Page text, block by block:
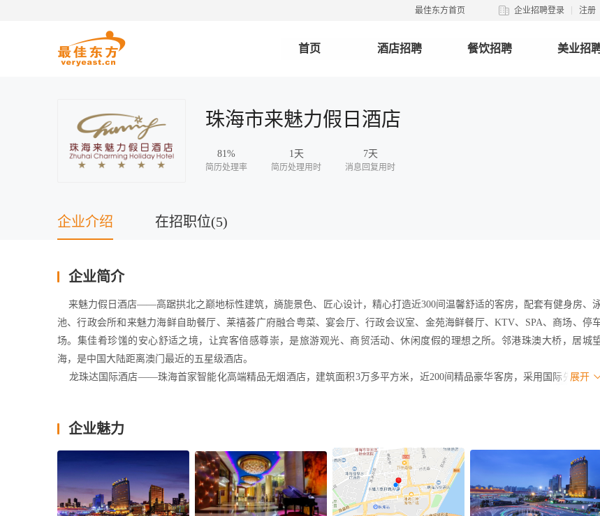
最佳东方首页 企业招聘登录 注册
首页 酒店招聘 餐饮招聘 美业招
珠海市来魅力假日酒店
81%
简历处理率
1天
简历处理用时
7天
消息回复用时
企业介绍 在招职位(5)
企业简介
来魅力假日酒店——高踞拱北之巅地标性建筑，旖旎景色、匠心设计，精心打造近300间温馨舒适的客房，配套有健身房、
池、行政会所和来魅力海鲜自助餐厅、莱禧荟广府融合粤菜、宴会厅、行政会议室、金苑海鲜餐厅、KTV、SPA、商场、停
场。集佳肴珍馐的安心舒适之境，让宾客倍感尊崇，是旅游观光、商贸活动、休闲度假的理想之所。邻港珠澳大桥，居城
海，是中国大陆距离澳门最近的五星级酒店。
龙珠达国际酒店——珠海首家智能化高端精品无烟酒店，建筑面积3万多平方米，近200间精品豪华客房，采用国际先进的
城景，智能客房，贴心服务，商务出行、居家旅行的臻享之选。
关联企业简介
龙珠达集团，成立于1991年，作为珠海经济特区最具影响力的大型集团企业之一，旗下拥有25家公司、2家高星级酒店（来魅
力假日酒店、龙珠达国际酒店）、8间商场、1300多个商铺、1个大型文化创意园（来魅力壁画村），累计投资建设并运作管
近300000平方米商业项目（来魅力女人世界、来魅力口岸城等知名商业品牌），每年解决就业约3万人，累积解决就业超18
展开
企业魅力